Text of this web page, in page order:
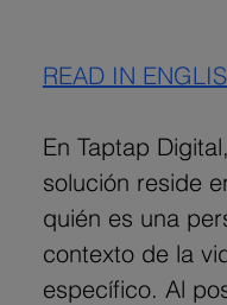
READ IN
En Taptap
solución reside
quién es una
contexto de la
específico. Al